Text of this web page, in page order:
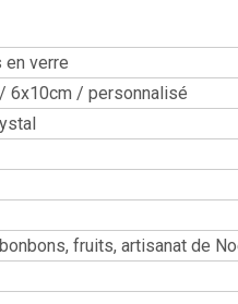
en verre
6x10cm / personnalisé
fruits, artisanat de